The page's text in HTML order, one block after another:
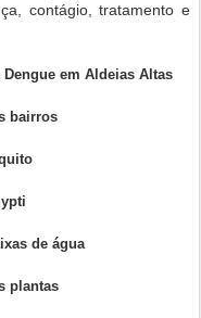
contágio, tratamento e
em Aldeias Altas
bairros
de água
plantas